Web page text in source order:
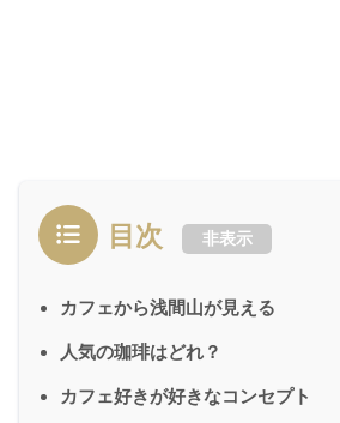
目次 非表示
カフェから浅間山が見える
人気の珈琲はどれ？
カフェ好きが好きなコンセプト